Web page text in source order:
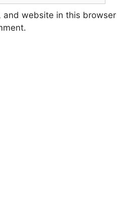
and website in this browser